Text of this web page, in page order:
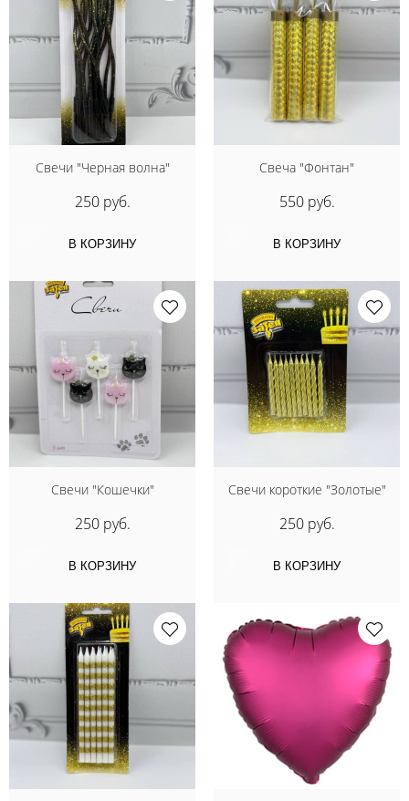
Свечи "Черная волна"
250 руб.
В КОРЗИНУ
Свеча "Фонтан"
550 руб.
В КОРЗИНУ
Свечи "Кошечки"
250 руб.
В КОРЗИНУ
Свечи короткие "Золотые"
250 руб.
В КОРЗИНУ